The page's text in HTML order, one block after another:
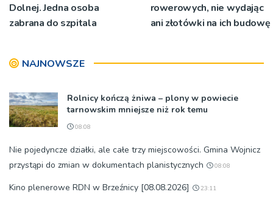
Dolnej. Jedna osoba
zabrana do szpitala
rowerowych, nie wydając
ani złotówki na ich budowę
NAJNOWSZE
Rolnicy kończą żniwa – plony w powiecie
tarnowskim mniejsze niż rok temu
08:08
Nie pojedyncze działki, ale całe trzy miejscowości. Gmina Wojnicz
przystąpi do zmian w dokumentach planistycznych
08:08
Kino plenerowe RDN w Brzeźnicy [08.08.2026] 23:11